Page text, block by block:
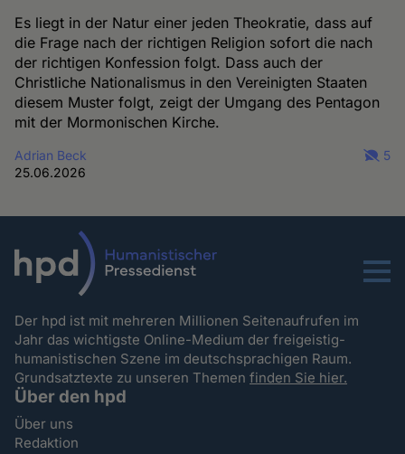
Es liegt in der Natur einer jeden Theokratie, dass auf
die Frage nach der richtigen Religion sofort die nach
der richtigen Konfession folgt. Dass auch der
Christliche Nationalismus in den Vereinigten Staaten
diesem Muster folgt, zeigt der Umgang des Pentagon
mit der Mormonischen Kirche.
Adrian Beck
25.06.2026
5
Menu
Der hpd ist mit mehreren Millionen Seitenaufrufen im
Jahr das wichtigste Online-Medium der freigeistig-
humanistischen Szene im deutschsprachigen Raum.
Grundsatztexte zu unseren Themenfinden Sie hier.
Über den hpd
Über uns
Redaktion